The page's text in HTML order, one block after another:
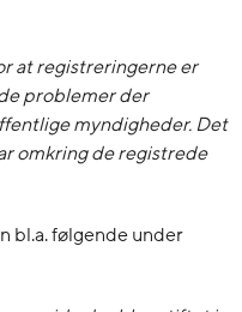
at registreringerne er
problemer der
myndigheder. Det
omkring de registrede
bl.a. følgende under